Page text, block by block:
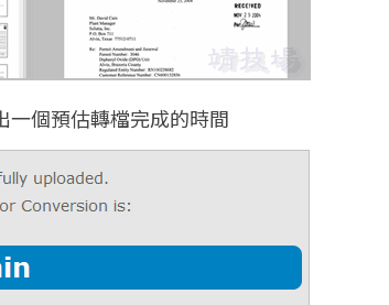
一個預估轉檔完成的時間